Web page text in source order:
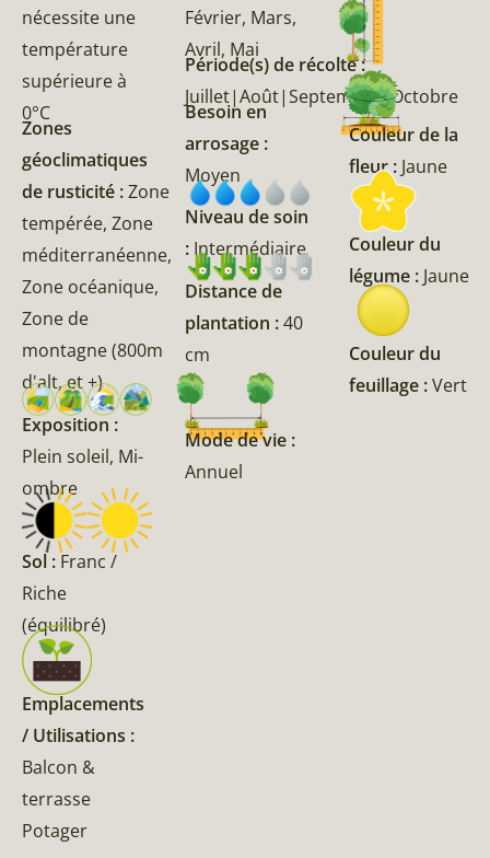
nécessite une
température
supérieure à
0°C
Zones
géoclimatiques
de rusticité :Zone
tempérée, Zone
méditerranéenne,
Zone océanique,
Zone de
montagne (800m
d'alt, et +)
Exposition :
Plein soleil, Mi-
ombre
Sol : Franc /
Riche
(équilibré)
Emplacements
/ Utilisations :
Balcon &
terrasse
Potager
Février, Mars,
Avril, Mai
Période(s) de récolte :
Juillet|Août|Septembre|Octobre
Besoin en
arrosage :
Moyen
Niveau de soin
: Intermédiaire
Distance de
plantation :40
cm
Mode de vie :
Annuel
Couleur de la
fleur : Jaune
Couleur du
légume : Jaune
Couleur du
feuillage :Vert